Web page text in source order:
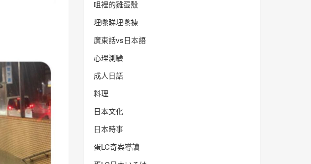
咀裡的雞蛋殼
埋嚟睇埋嚟揀
廣東話vs日本語
心理測驗
成人日語
料理
日本文化
日本時事
蛋LC奇案導讀